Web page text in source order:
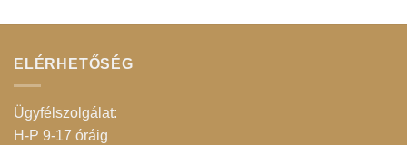
ELÉRHETŐSÉG
Ügyfélszolgálat:
H-P 9-17 óráig